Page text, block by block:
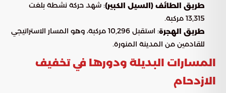
طريق الطائف (السيل الكبير): شهد حركة نشطة بلغت
13,315 مركبة.
طريق الهجرة
: استقبل 10,296 مركبة، وهو المسار الاستراتيجي
للقادمين من المدينة المنورة.
المسارات البديلة ودورها في تخفيف
الازدحام